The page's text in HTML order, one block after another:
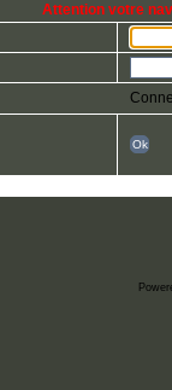
Attention votre
Ok